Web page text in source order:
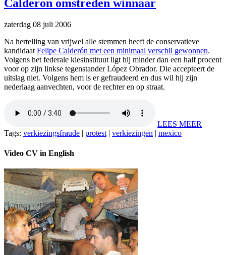
Calderon omstreden winnaar
zaterdag 08 juli 2006
Na hertelling van vrijwel alle stemmen heeft de conservatieve
kandidaat Felipe Calderón met een minimaal verschil gewonnen.
Volgens het federale kiesinstituut ligt hij minder dan een half procent
voor op zijn linkse tegenstander López Obrador. Die accepteert de
uitslag niet. Volgens hem is er gefraudeerd en dus wil hij zijn
nederlaag aanvechten, voor de rechter en op straat.
LEES MEER
Tags: verkiezingsfraude | protest | verkiezingen | mexico
Video CV in English